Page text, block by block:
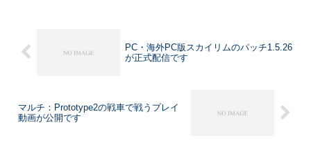
PC・海外PC版スカイリムのパッチ1.5.26
が正式配信です
マルチ：Prototype2の戦車で戦うプレイ
動画が公開です